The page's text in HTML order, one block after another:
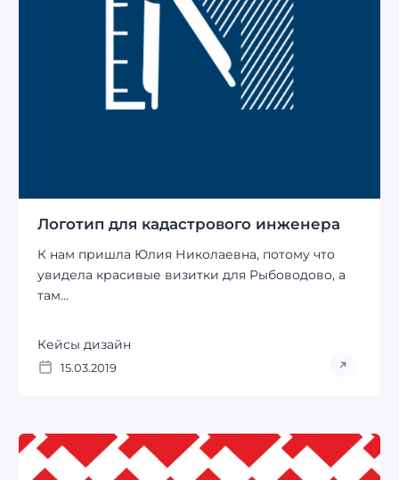
Логотип для кадастрового инженера
К нам пришла Юлия Николаевна, потому что
увидела красивые визитки для Рыбоводово, а
там...
Кейсы дизайн
15.03.2019